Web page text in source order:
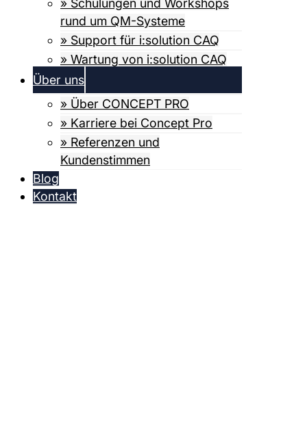
rund um QM-Systeme
» Support für i:solution CAQ
» Wartung von i:solution CAQ
Über uns
» Über CONCEPT PRO
» Karriere bei Concept Pro
» Referenzen und
Kundenstimmen
Blog
Kontakt